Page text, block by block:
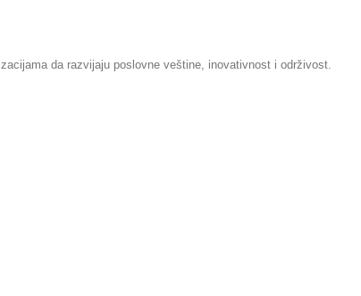
da razvijaju poslovne veštine, inovativnost i održivost.